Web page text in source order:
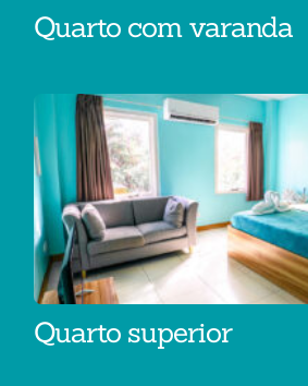
Quarto com varanda
Quarto superior